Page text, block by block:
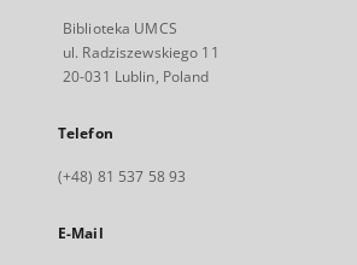
Biblioteka UMCS
ul. Radziszewskiego 11
20-031 Lublin, Poland
Telefon
(+48) 81 537 58 93
E-Mail